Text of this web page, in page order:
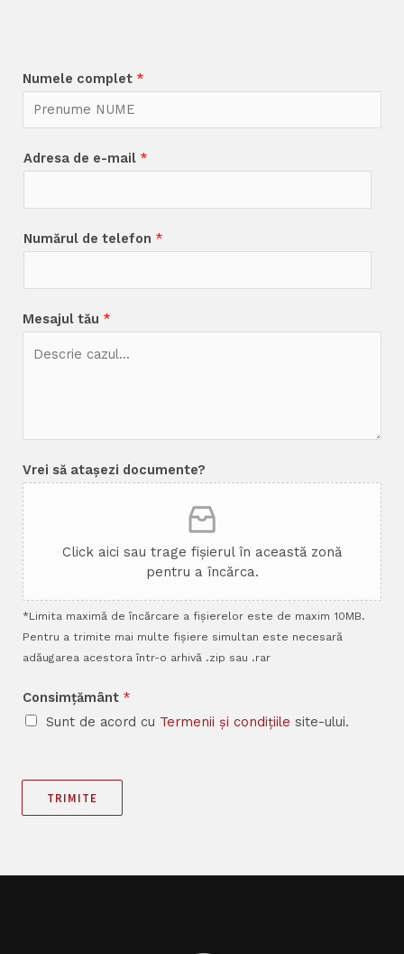
Numele complet *
Adresa de e-mail *
Numărul de telefon *
Mesajul tău *
Vrei să atașezi documente?
Click aici sau trage fișierul în această zonă
pentru a încărca.
*Limita maximă de încărcare a fișierelor este de maxim 10MB.
Pentru a trimite mai multe fișiere simultan este necesară
adăugarea acestora într-o arhivă .zip sau .rar
Consimțământ *
Sunt de acord cu Termenii și condițiile site-ului.
TRIMITE